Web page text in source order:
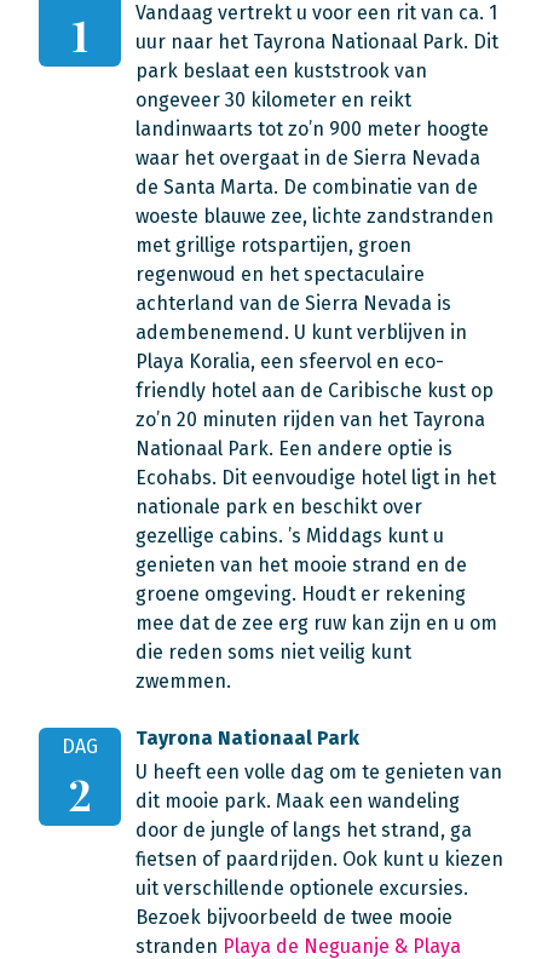
1
Vandaag vertrekt u voor een rit van ca. 1
uur naar het Tayrona Nationaal Park. Dit
park beslaat een kuststrook van
ongeveer 30 kilometer en reikt
landinwaarts tot zo’n 900 meter hoogte
waar het overgaat in de Sierra Nevada
de Santa Marta. De combinatie van de
woeste blauwe zee, lichte zandstranden
met grillige rotspartijen, groen
regenwoud en het spectaculaire
achterland van de Sierra Nevada is
adembenemend. U kunt verblijven in
Playa Koralia, een sfeervol en eco-
friendly hotel aan de Caribische kust op
zo’n 20 minuten rijden van het Tayrona
Nationaal Park. Een andere optie is
Ecohabs. Dit eenvoudige hotel ligt in het
nationale park en beschikt over
gezellige cabins. ’s Middags kunt u
genieten van het mooie strand en de
groene omgeving. Houdt er rekening
mee dat de zee erg ruw kan zijn en u om
die reden soms niet veilig kunt
zwemmen.
DAG
2
Tayrona Nationaal Park
U heeft een volle dag om te genieten van
dit mooie park. Maak een wandeling
door de jungle of langs het strand, ga
fietsen of paardrijden. Ook kunt u kiezen
uit verschillende optionele excursies.
Bezoek bijvoorbeeld de twee mooie
stranden Playa de Neguanje & Playa